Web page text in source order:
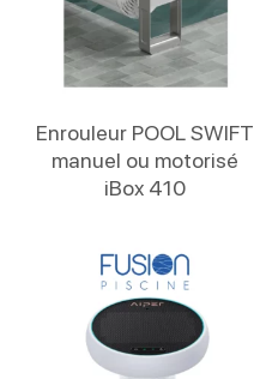
Enrouleur POOL SWIFT
manuel ou motorisé
iBox 410